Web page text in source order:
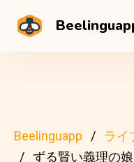
Beelinguapp ライ
ずる賢い義理の